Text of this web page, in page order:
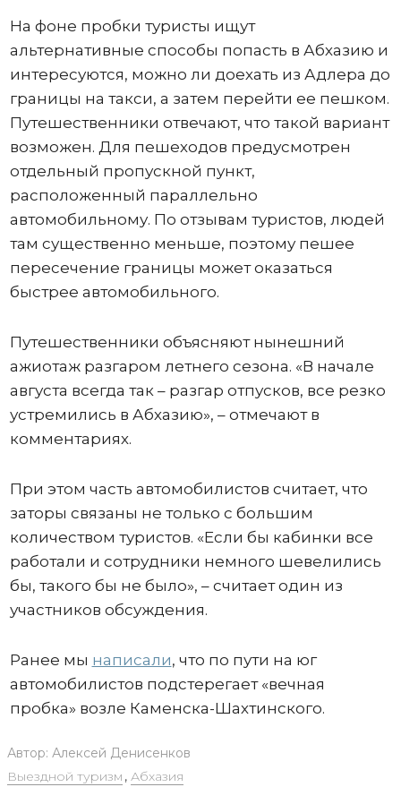
На фоне пробки туристы ищут
альтернативные способы попасть в Абхазию и
интересуются, можно ли доехать из Адлера до
границы на такси, а затем перейти ее пешком.
Путешественники отвечают, что такой вариант
возможен. Для пешеходов предусмотрен
отдельный пропускной пункт,
расположенный параллельно
автомобильному. По отзывам туристов, людей
там существенно меньше, поэтому пешее
пересечение границы может оказаться
быстрее автомобильного.
Путешественники объясняют нынешний
ажиотаж разгаром летнего сезона. «В начале
августа всегда так – разгар отпусков, все резко
устремились в Абхазию», – отмечают в
комментариях.
При этом часть автомобилистов считает, что
заторы связаны не только с большим
количеством туристов. «Если бы кабинки все
работали и сотрудники немного шевелились
бы, такого бы не было», – считает один из
участников обсуждения.
Ранее мы написали, что по пути на юг
автомобилистов подстерегает «вечная
пробка» возле Каменска-Шахтинского.
Автор: Алексей Денисенков
Выездной туризм , Абхазия